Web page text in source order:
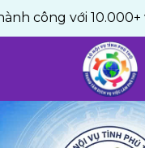
10.000+ việc làm